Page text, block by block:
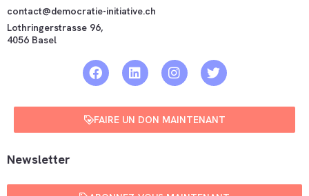
contact@democratie-initiative.ch
Lothringerstrasse 96,
4056 Basel
FAIRE UN DON MAINTENANT
Newsletter